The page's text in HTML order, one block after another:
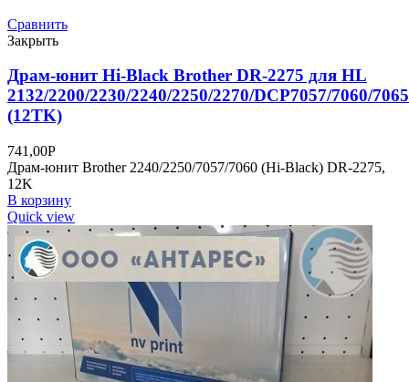
Сравнить
Закрыть
Драм-юнит Нi-Black Brother DR-2275 для HL
2132/2200/2230/2240/2250/2270/DCP7057/7060/7065
(12TK)
741,00Р
Драм-юнит Brother 2240/2250/7057/7060 (Нi-Black) DR-2275,
12K
В корзину
Quick view